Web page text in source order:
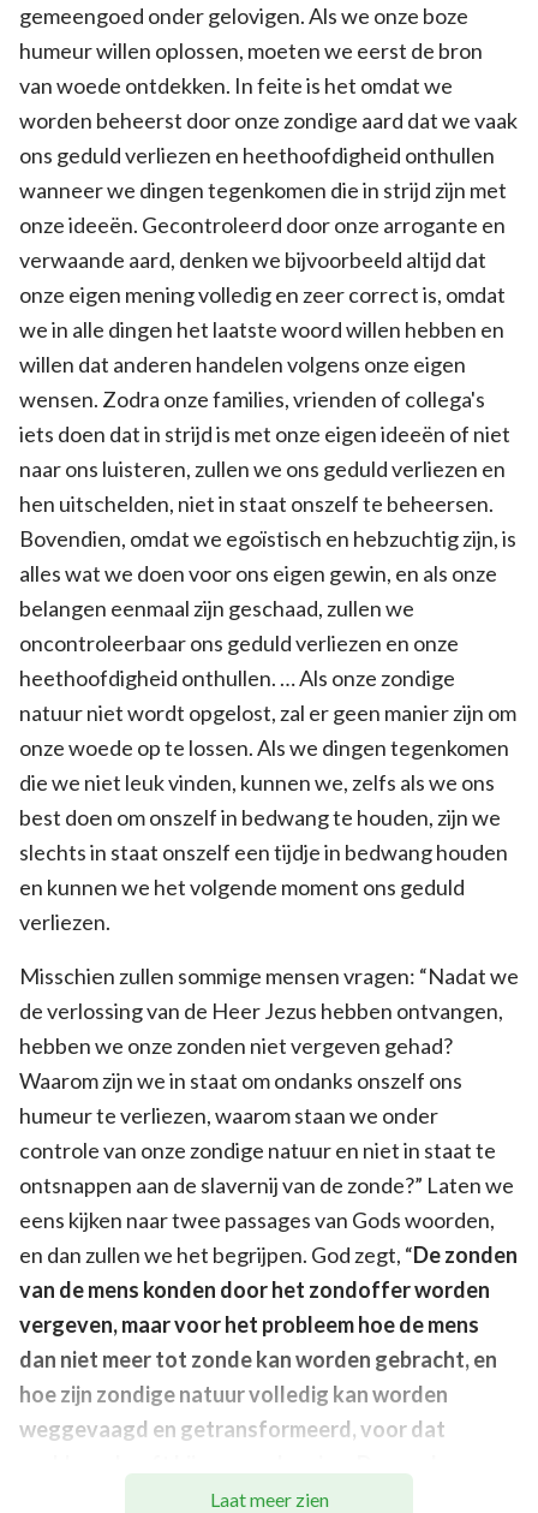
gemeengoed onder gelovigen. Als we onze boze
humeur willen oplossen, moeten we eerst de bron
van woede ontdekken. In feite is het omdat we
worden beheerst door onze zondige aard dat we vaak
ons ​​geduld verliezen en heethoofdigheid onthullen
wanneer we dingen tegenkomen die in strijd zijn met
onze ideeën. Gecontroleerd door onze arrogante en
verwaande aard, denken we bijvoorbeeld altijd dat
onze eigen mening volledig en zeer correct is, omdat
we in alle dingen het laatste woord willen hebben en
willen dat anderen handelen volgens onze eigen
wensen. Zodra onze families, vrienden of collega's
iets doen dat in strijd is met onze eigen ideeën of niet
naar ons luisteren, zullen we ons geduld verliezen en
hen uitschelden, niet in staat onszelf te beheersen.
Bovendien, omdat we egoïstisch en hebzuchtig zijn, is
alles wat we doen voor ons eigen gewin, en als onze
belangen eenmaal zijn geschaad, zullen we
oncontroleerbaar ons geduld verliezen en onze
heethoofdigheid onthullen. … Als onze zondige
natuur niet wordt opgelost, zal er geen manier zijn om
onze woede op te lossen. Als we dingen tegenkomen
die we niet leuk vinden, kunnen we, zelfs als we ons
best doen om onszelf in bedwang te houden, zijn we
slechts in staat onszelf een tijdje in bedwang houden
en kunnen we het volgende moment ons geduld
verliezen.
Misschien zullen sommige mensen vragen: “Nadat we
de verlossing van de Heer Jezus hebben ontvangen,
hebben we onze zonden niet vergeven gehad?
Waarom zijn we in staat om ondanks onszelf ons
humeur te verliezen, waarom staan ​​we onder
controle van onze zondige natuur en niet in staat te
ontsnappen aan de slavernij van de zonde?” Laten we
eens kijken naar twee passages van Gods woorden,
en dan zullen we het begrijpen. God zegt, “De zonden
van de mens konden door het zondoffer worden
vergeven, maar voor het probleem hoe de mens
dan niet meer tot zonde kan worden gebracht, en
hoe zijn zondige natuur volledig kan worden
weggevaagd en getransformeerd, voor dat
de mens werden vergeven en dit is het gevolg van
Laat meer zien